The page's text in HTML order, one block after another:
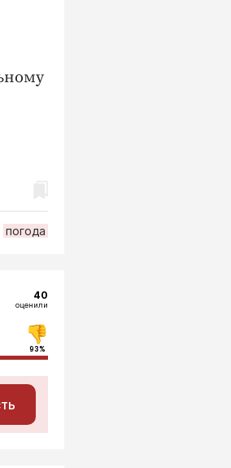
погода
40
оценили
93%